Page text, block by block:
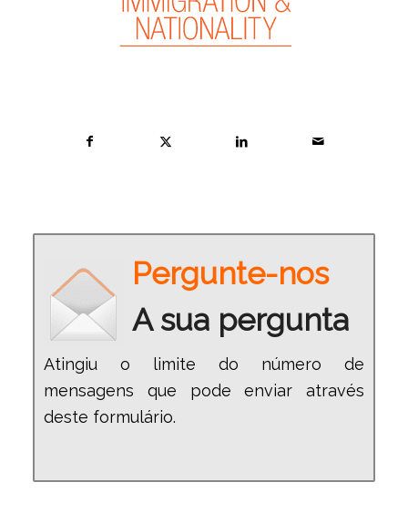
Pergunte-nos
A sua pergunta
Atingiu o limite do número de
mensagens que pode enviar através
deste formulário.